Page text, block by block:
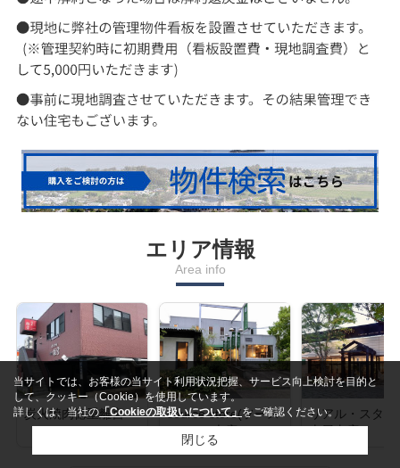
エリア情報
Area info
炭火焼肉徳重離宮
source store(ソース
ストア) 本店
リアル・スタイ
古屋東店
当サイトでは、お客様の当サイト利用状況把握、サービス向上検討を目的と
して、クッキー（Cookie）を使用しています。
詳しくは、当社の「Cookieの取扱いについて」をご確認ください。
閉じる